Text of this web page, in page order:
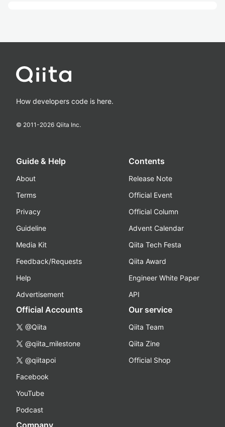
How developers code is here.
© 2011-2026 Qiita Inc.
Guide & Help
About
Terms
Privacy
Guideline
Media Kit
Feedback/Requests
Help
Advertisement
Contents
Release Note
Official Event
Official Column
Advent Calendar
Qiita Tech Festa
Qiita Award
Engineer White Paper
API
Official Accounts
@Qiita
@qiita_milestone
@qiitapoi
Facebook
YouTube
Podcast
Our service
Qiita Team
Qiita Zine
Official Shop
Company